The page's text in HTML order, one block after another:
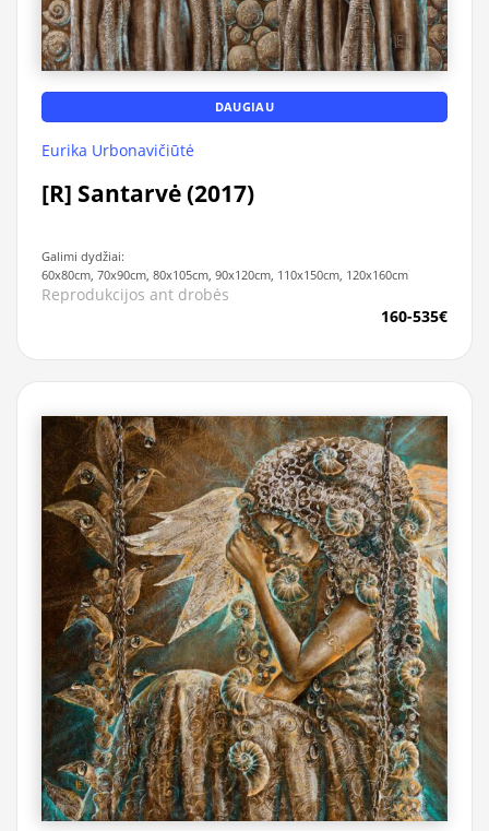
DAUGIAU
Eurika Urbonavičiūtė
[R] Santarvė (2017)
Galimi dydžiai:
60x80cm, 70x90cm, 80x105cm, 90x120cm, 110x150cm, 120x160cm
Reprodukcijos ant drobės
160-535€